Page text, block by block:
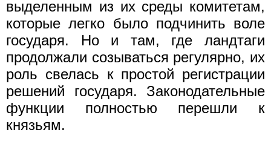
выделенным из их среды комитетам,
которые легко было подчинить воле
государя. Но и там, где ландтаги
продолжали созываться регулярно, их
роль свелась к простой регистрации
решений государя. Законодательные
функции полностью перешли к
князьям.